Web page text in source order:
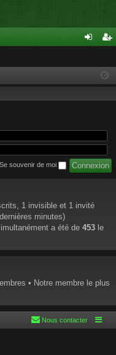
cri
Se souvenir de moi
1 invisible et 1 invité
minutes)
a été de 453 le
• Notre membre le plus
Nous contacter